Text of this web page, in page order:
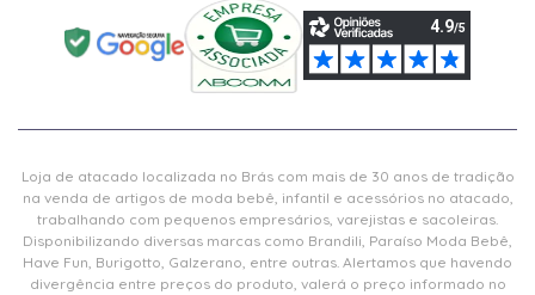
Loja de atacado localizada no Brás com mais de 30 anos de tradição
na venda de artigos de moda bebê, infantil e acessórios no atacado,
trabalhando com pequenos empresários, varejistas e sacoleiras.
Disponibilizando diversas marcas como Brandili, Paraíso Moda Bebê,
Have Fun, Burigotto, Galzerano, entre outras. Alertamos que havendo
divergência entre preços do produto, valerá o preço informado no